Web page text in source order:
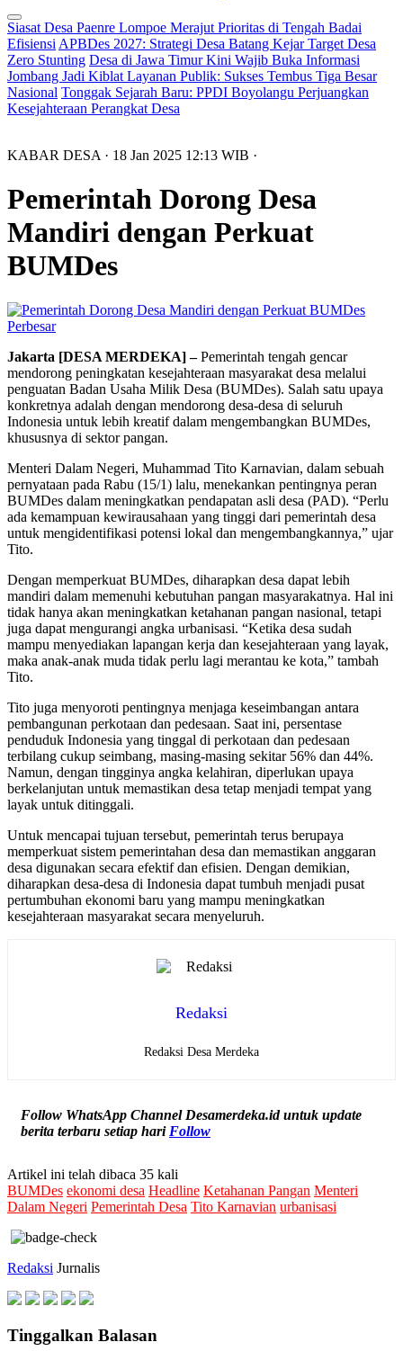
Siasat Desa Paenre Lompoe Merajut Prioritas di Tengah Badai
Efisiensi APBDes 2027: Strategi Desa Batang Kejar Target Desa
Zero Stunting Desa di Jawa Timur Kini Wajib Buka Informasi
Jombang Jadi Kiblat Layanan Publik: Sukses Tembus Tiga Besar
Nasional Tonggak Sejarah Baru: PPDI Boyolangu Perjuangkan
Kesejahteraan Perangkat Desa
KABAR DESA · 18 Jan 2025 12:13 WIB ·
Pemerintah Dorong Desa
Mandiri dengan Perkuat
BUMDes
Perbesar
Jakarta [DESA MERDEKA] –Pemerintah tengah gencar
mendorong peningkatan kesejahteraan masyarakat desa melalui
penguatan Badan Usaha Milik Desa (BUMDes). Salah satu upaya
konkretnya adalah dengan mendorong desa-desa di seluruh
Indonesia untuk lebih kreatif dalam mengembangkan BUMDes,
khususnya di sektor pangan.
Menteri Dalam Negeri, Muhammad Tito Karnavian, dalam sebuah
pernyataan pada Rabu (15/1) lalu, menekankan pentingnya peran
BUMDes dalam meningkatkan pendapatan asli desa (PAD). “Perlu
ada kemampuan kewirausahaan yang tinggi dari pemerintah desa
untuk mengidentifikasi potensi lokal dan mengembangkannya,” ujar
Tito.
Dengan memperkuat BUMDes, diharapkan desa dapat lebih
mandiri dalam memenuhi kebutuhan pangan masyarakatnya. Hal ini
tidak hanya akan meningkatkan ketahanan pangan nasional, tetapi
juga dapat mengurangi angka urbanisasi. “Ketika desa sudah
mampu menyediakan lapangan kerja dan kesejahteraan yang layak,
maka anak-anak muda tidak perlu lagi merantau ke kota,” tambah
Tito.
Tito juga menyoroti pentingnya menjaga keseimbangan antara
pembangunan perkotaan dan pedesaan. Saat ini, persentase
penduduk Indonesia yang tinggal di perkotaan dan pedesaan
terbilang cukup seimbang, masing-masing sekitar 56% dan 44%.
Namun, dengan tingginya angka kelahiran, diperlukan upaya
berkelanjutan untuk memastikan desa tetap menjadi tempat yang
layak untuk ditinggali.
Untuk mencapai tujuan tersebut, pemerintah terus berupaya
memperkuat sistem pemerintahan desa dan memastikan anggaran
desa digunakan secara efektif dan efisien. Dengan demikian,
diharapkan desa-desa di Indonesia dapat tumbuh menjadi pusat
pertumbuhan ekonomi baru yang mampu meningkatkan
kesejahteraan masyarakat secara menyeluruh.
Redaksi
Redaksi Desa Merdeka
Follow WhatsApp Channel Desamerdeka.id untuk update
berita terbaru setiap hari Follow
Artikel ini telah dibaca 35 kali
BUMDes ekonomi desa Headline Ketahanan Pangan Menteri
Dalam Negeri Pemerintah Desa Tito Karnavian urbanisasi
Redaksi Jurnalis
Tinggalkan Balasan